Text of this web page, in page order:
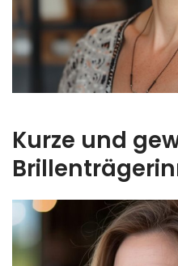
Kurze und